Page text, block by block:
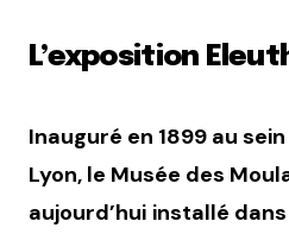
L’exposition
Inauguré en 1899 au
Lyon, le Musée des
aujourd’hui installé